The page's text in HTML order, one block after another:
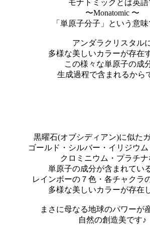
モナトミックとは英語
〜Monatomic 〜
「単原子分子」という意
アンダラクリスタル
多様な美しいカラーが存在
この様々な単原子の成
生成過程で含まれるから
黒曜石(オブシディアン)に似た
ゴールド・シルバー・イリジウム
クロミニウム・プラチ
単原子の成分が含まれてい
レインボーの７色・各チャクラ
多様な美しいカラーが存在
まさに母なる地球のパワーが
自然の創造美です♪